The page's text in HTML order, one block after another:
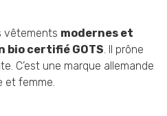
vêtements modernes et
bio certifié GOTS. Il prône
C’est une marque allemande
et femme.